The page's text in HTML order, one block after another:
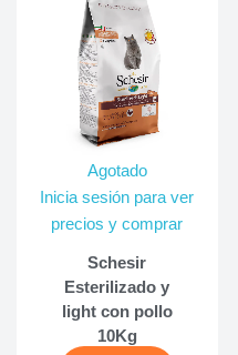
Agotado
Inicia sesión para ver
precios y comprar
Schesir
Esterilizado y
light con pollo
10Kg